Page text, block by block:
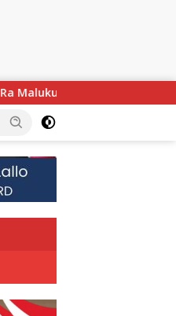
EMAS untuk Perkuat